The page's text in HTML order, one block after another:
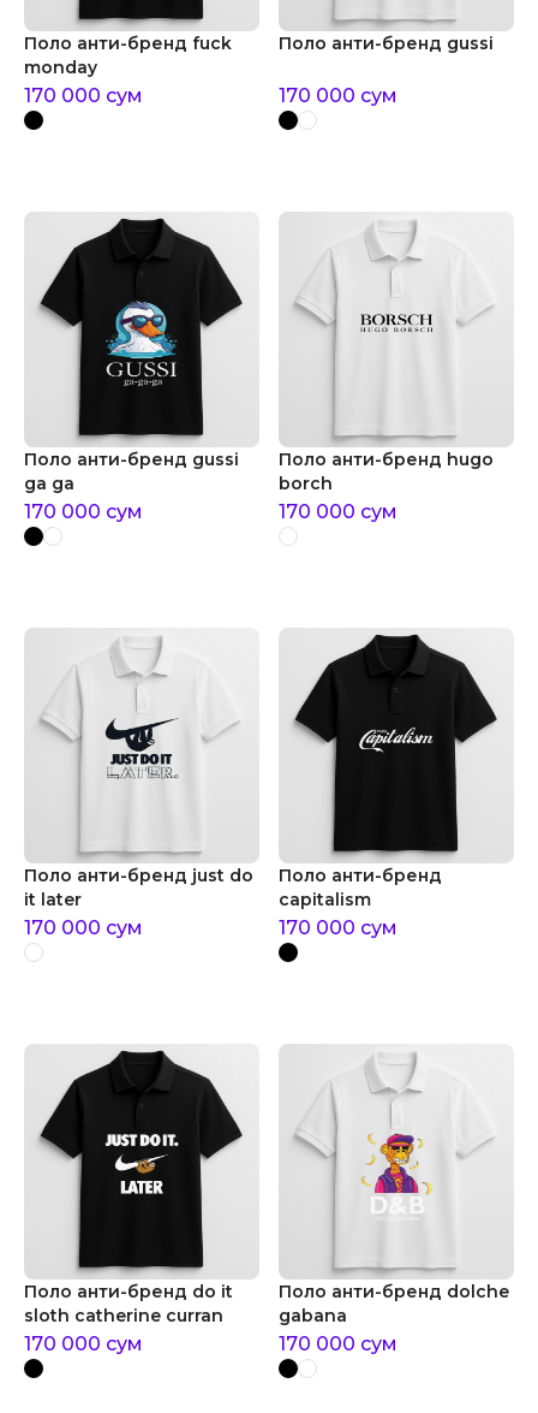
Поло анти-бренд fuck
monday
170 000 сум
Поло анти-бренд gussi
170 000 сум
Поло анти-бренд gussi
ga ga
170 000 сум
Поло анти-бренд hugo
borch
170 000 сум
Поло анти-бренд just do
it later
170 000 сум
Поло анти-бренд
capitalism
170 000 сум
Поло анти-бренд do it
sloth catherine curran
170 000 сум
Поло анти-бренд dolche
gabana
170 000 сум